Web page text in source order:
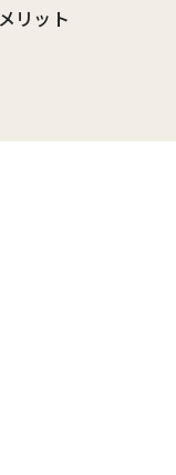
リット